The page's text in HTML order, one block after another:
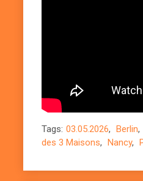
Tags: 03.05.2026, Berlin,
des 3 Maisons, Nancy,